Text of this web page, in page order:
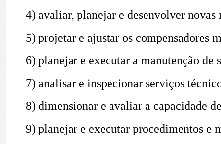
4) avaliar, planejar e desenvolver novas
5) projetar e ajustar os compensadores
6) planejar e executar a manutenção
7) analisar e inspecionar serviços
8) dimensionar e avaliar a capacidade
9) planejar e executar procedimentos e